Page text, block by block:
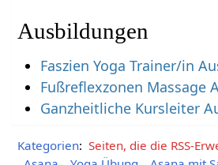
Ausbildungen
Faszien Yoga Trainer/in
Fußreflexzonen Massage
Ganzheitliche Kursleiter
Kategorien: Seiten, die die RSS-